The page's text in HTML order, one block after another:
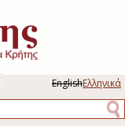
EnglishΕλληνικά